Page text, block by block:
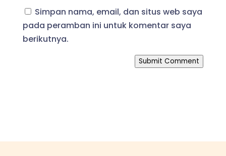
Simpan nama, email, dan situs web saya
pada peramban ini untuk komentar saya
berikutnya.
Submit Comment